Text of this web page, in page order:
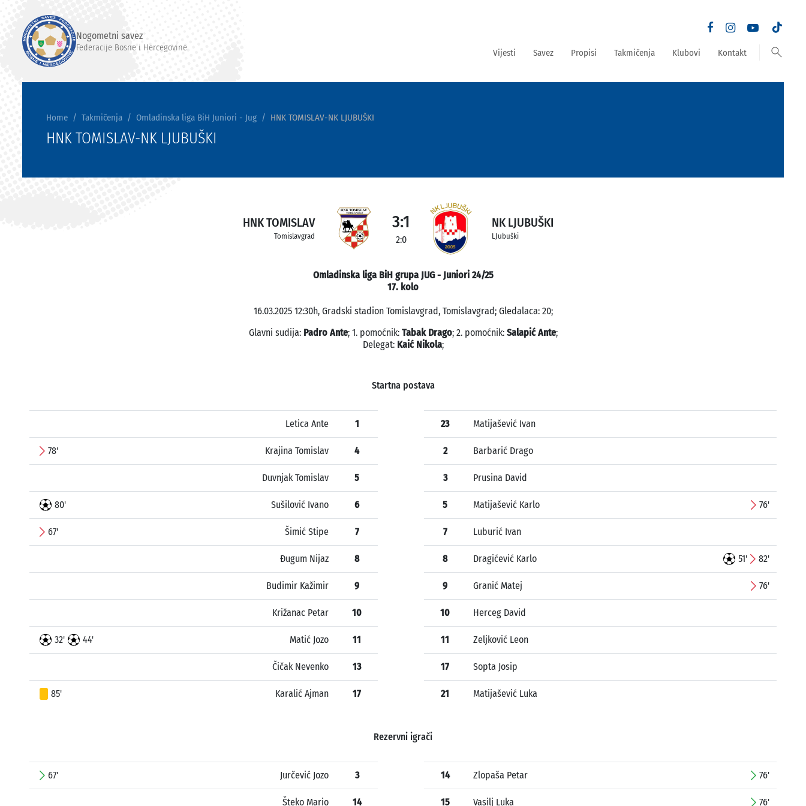
Nogometni savez
Federacije Bosne i Hercegovine Vijesti Savez Propisi Takmičenja Klubovi Kontakt search
Home Takmičenja Omladinska liga BiH Juniori - Jug HNK TOMISLAV-NK LJUBUŠKI
HNK TOMISLAV-NK LJUBUŠKI
HNK TOMISLAV
Tomislavgrad
3:1
2:0
NK LJUBUŠKI
LJubuški
Omladinska liga BiH grupa JUG - Juniori 24/25
17. kolo
16.03.2025 12:30h, Gradski stadion Tomislavgrad, Tomislavgrad; Gledalaca: 20;
Glavni sudija: Padro Ante; 1. pomoćnik: Tabak Drago; 2. pomoćnik: Salapić Ante;
Delegat: Kaić Nikola;
Startna postava
Letica Ante 1
78' Krajina Tomislav 4
Duvnjak Tomislav 5
80' Sušilović Ivano 6
67' Šimić Stipe 7
Đugum Nijaz 8
Budimir Kažimir 9
Križanac Petar 10
32' 44' Matić Jozo 11
Čičak Nevenko 13
85' Karalić Ajman 17
23 Matijašević Ivan
2 Barbarić Drago
3 Prusina David
5 Matijašević Karlo 76'
7 Luburić Ivan
8 Dragićević Karlo 51' 82'
9 Granić Matej 76'
10 Herceg David
11 Zeljković Leon
17 Sopta Josip
21 Matijašević Luka
Rezervni igrači
67' Jurčević Jozo 3
Šteko Mario 14
14 Zlopaša Petar 76'
15 Vasilj Luka 76'